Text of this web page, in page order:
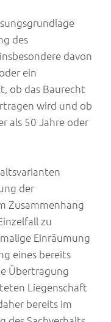
des
davon
ein
ob das Baurecht
wird und ob
als 50 Jahre oder
der
Zusammenhang
zu
Einräumung
eines bereits
Übertragung
Liegenschaft
bereits im